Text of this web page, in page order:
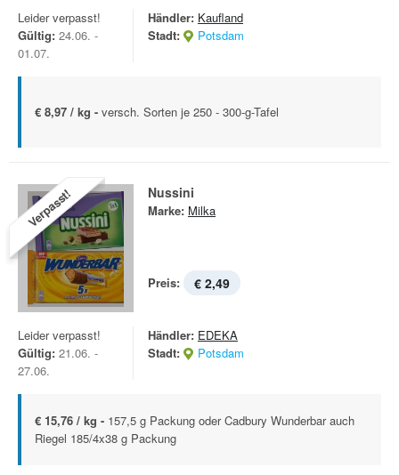
Leider verpasst!
Gültig: 24.06. -
01.07.
Händler: Kaufland
Stadt:
Potsdam
€ 8,97 / kg - versch. Sorten je 250 - 300-g-Tafel
Verpasst! Nussini
Marke: Milka
Preis: € 2,49
Leider verpasst!
Gültig: 21.06. -
27.06.
Händler: EDEKA
Stadt:
Potsdam
€ 15,76 / kg - 157,5 g Packung oder Cadbury Wunderbar auch
Riegel 185/4x38 g Packung